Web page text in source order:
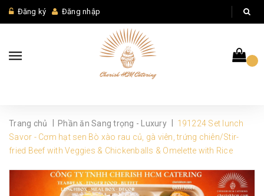
Đăng ký Đăng nhập
Trang chủ Phần ăn Sang trọng - Luxury
191224 Set lunch
Savor - Cơm hạt sen Bò xào rau củ, gà viên, trứng chiên/Stir-
fried Beef with Veggies & Chickenballs & Omelette with Rice